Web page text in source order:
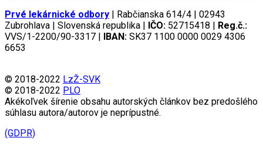
Prvé lekárnické odbory | Rabčianska 614/4 | 02943
Zubrohlava | Slovenská republika |
IČO: 52715418 |
Reg.č.:
VVS/1-2200/90-3317 |
IBAN: SK37 1100 0000 0029 4306
6653
© 2018-2022 LzŽ-SVK
© 2018-2022 PLO
Akékoľvek šírenie obsahu autorských článkov bez predošlého
súhlasu autora/autorov je neprípustné.
(GDPR)